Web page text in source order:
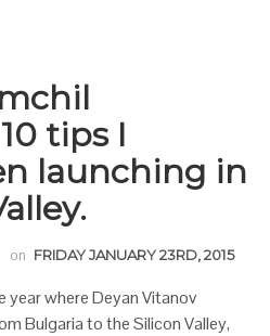
tips I
launching in
on FRIDAY JANUARY 23RD, 2015
where Deyan Vitanov
Bulgaria to the Silicon Valley,